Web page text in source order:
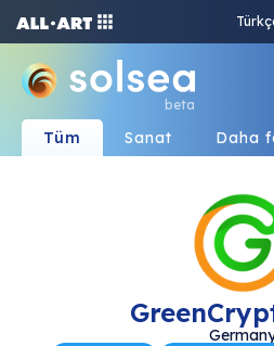
beta
Tüm Sanat Daha